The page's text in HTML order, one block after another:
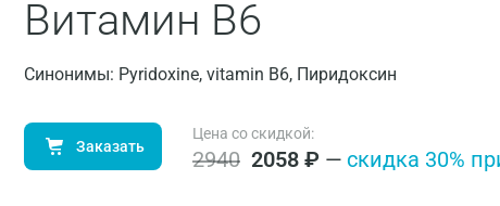
Витамин В6
Синонимы: Pyridoxine, vitamin B6, Пиридоксин
Заказать
Цена со скидкой:
2940 2058 ₽ — cкидка 30%